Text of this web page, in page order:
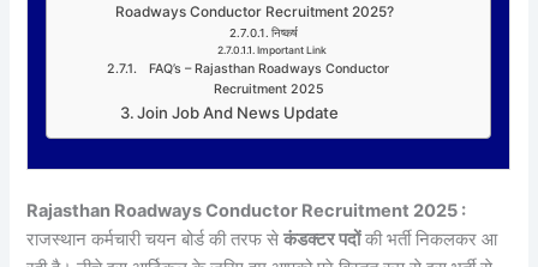
Roadways Conductor Recruitment 2025?
निष्कर्ष
Important Link
FAQ’s – Rajasthan Roadways Conductor
Recruitment 2025
Join Job And News Update
Rajasthan Roadways Conductor Recruitment 2025 :
राजस्थान कर्मचारी चयन बोर्ड की तरफ सेकंडक्टर पदोंकी भर्ती निकलकर आ